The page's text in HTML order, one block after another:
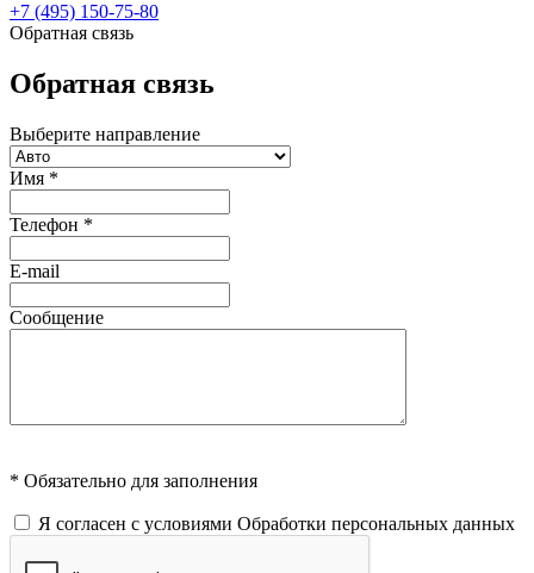
+7 (495) 150-75-80
Обратная связь
Обратная связь
Выберите направление
Имя *
Телефон *
E-mail
Сообщение
* Обязательно для заполнения
Я согласен с условиями Обработки персональных данных